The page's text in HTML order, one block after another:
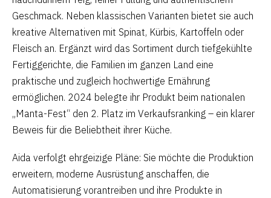
Geschmack. Neben klassischen Varianten bietet sie auch
kreative Alternativen mit Spinat, Kürbis, Kartoffeln oder
Fleisch an. Ergänzt wird das Sortiment durch tiefgekühlte
Fertiggerichte, die Familien im ganzen Land eine
praktische und zugleich hochwertige Ernährung
ermöglichen. 2024 belegte ihr Produkt beim nationalen
„Manta-Fest“ den 2. Platz im Verkaufsranking – ein klarer
Beweis für die Beliebtheit ihrer Küche.
Aida verfolgt ehrgeizige Pläne: Sie möchte die Produktion
erweitern, moderne Ausrüstung anschaffen, die
Automatisierung vorantreiben und ihre Produkte in